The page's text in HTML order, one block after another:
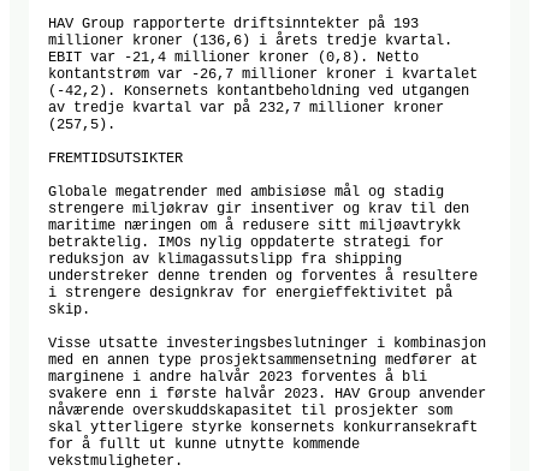
HAV Group rapporterte driftsinntekter på 193
millioner kroner (136,6) i årets tredje kvartal.
EBIT var -21,4 millioner kroner (0,8). Netto
kontantstrøm var -26,7 millioner kroner i kvartalet
(-42,2). Konsernets kontantbeholdning ved utgangen
av tredje kvartal var på 232,7 millioner kroner
(257,5).
FREMTIDSUTSIKTER
Globale megatrender med ambisiøse mål og stadig
strengere miljøkrav gir insentiver og krav til den
maritime næringen om å redusere sitt miljøavtrykk
betraktelig. IMOs nylig oppdaterte strategi for
reduksjon av klimagassutslipp fra shipping
understreker denne trenden og forventes å resultere
i strengere designkrav for energieffektivitet på
skip.
Visse utsatte investeringsbeslutninger i kombinasjon
med en annen type prosjektsammensetning medfører at
marginene i andre halvår 2023 forventes å bli
svakere enn i første halvår 2023. HAV Group anvender
nåværende overskuddskapasitet til prosjekter som
skal ytterligere styrke konsernets konkurransekraft
for å fullt ut kunne utnytte kommende
vekstmuligheter.